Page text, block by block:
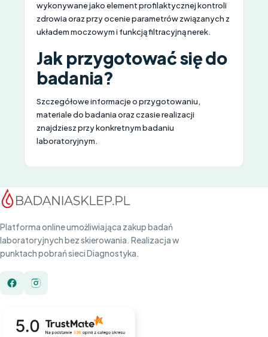
wykonywane jako element profilaktycznej kontroli
zdrowia oraz przy ocenie parametrów związanych z
układem moczowym i funkcją filtracyjną nerek.
Jak przygotować się do
badania?
Szczegółowe informacje o przygotowaniu,
materiale do badania oraz czasie realizacji
znajdziesz przy konkretnym badaniu
laboratoryjnym.
Platforma online umożliwiająca zakup badań
laboratoryjnych bez skierowania. Realizacja w
punktach pobrań sieci Diagnostyka.